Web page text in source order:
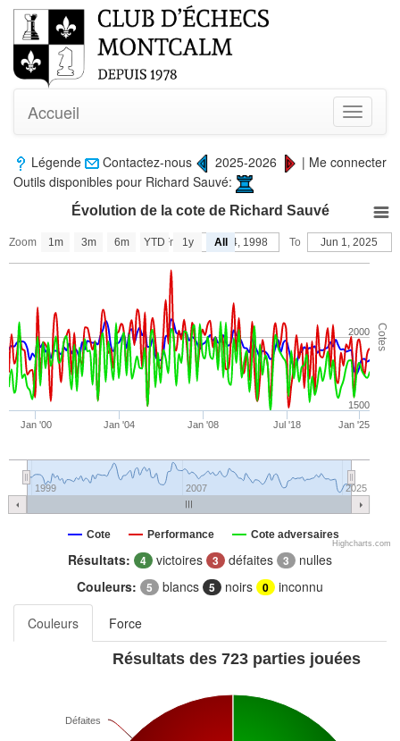
Toggle
Accueil
Légende Contactez-nous 2025-2026 | Me connecter
Outils disponibles pour Richard Sauvé:
Zoom From Oct 24, 1998 To Jun 1, 2025
Cotes
Évolution de la cote de Richard Sauvé
Cote Performance Cote adversaires
Jul '18 Jan '25
Jan '00 Jan '04 Jan '08
2025
1999 2007
2000
1500
1m 3m 6m YTD 1y All
Highcharts.com
Résultats: 4 victoires 3 défaites 3
nulles
Couleurs:
5 blancs 5 noirs 0 inconnu
Couleurs
Force
Résultats des 723 parties jouées
Défaites